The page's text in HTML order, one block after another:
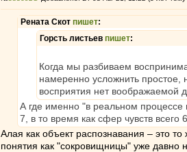
Рената Скот пишет:
Горсть листьев пишет:
Когда мы разбиваем
намеренно усложнить простое,
восприятия нет
А где именно "в реальном
7, в то время как сфер чувств всего
Алая как объект распознавания – это
понятия как "сокровищницы" уже